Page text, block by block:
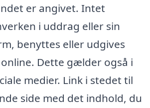
er angivet. Intet
i uddrag eller sin
benyttes eller udgives
Dette gælder også i
medier. Link i stedet til
side med det indhold, du